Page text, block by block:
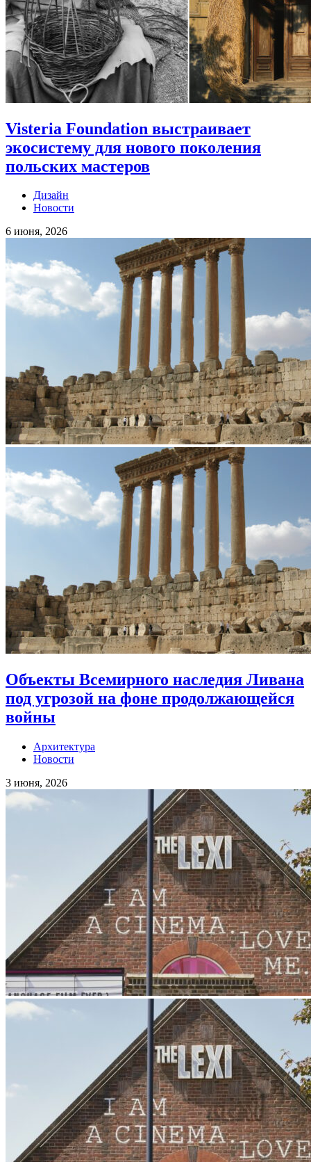
Visteria Foundation выстраивает
экосистему для нового поколения
польских мастеров
Дизайн
Новости
6 июня, 2026
Объекты Всемирного наследия Ливана
под угрозой на фоне продолжающейся
войны
Архитектура
Новости
3 июня, 2026